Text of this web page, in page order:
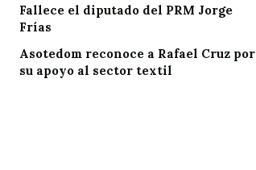
Fallece el diputado del PRM Jorge
Frías
Asotedom reconoce a Rafael Cruz por
su apoyo al sector textil